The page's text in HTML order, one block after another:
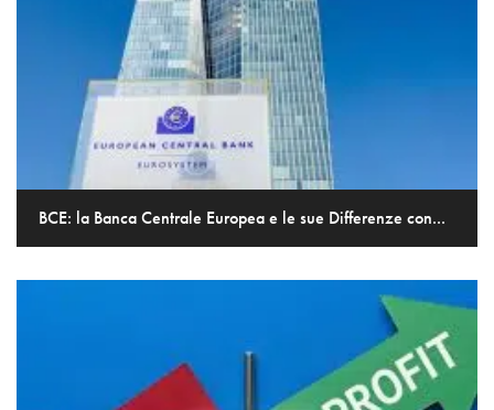
BCE: la Banca Centrale Europea e le sue Differenze con...